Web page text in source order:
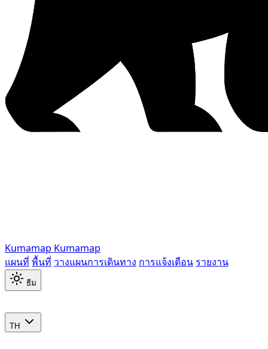
Kumamap Kumamap
แผนที่ พื้นที่ วางแผนการเดินทาง การแจ้งเตือน รายงาน
ธีม
TH